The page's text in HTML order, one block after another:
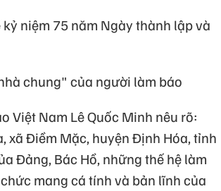
niệm 75 năm Ngày thành lập và
chung" của người làm báo
Việt Nam Lê Quốc Minh nêu rõ:
xã Ðiềm Mặc, huyện Ðịnh Hóa, tỉnh
Đảng, Bác Hồ, những thế hệ làm
mang cá tính và bản lĩnh của